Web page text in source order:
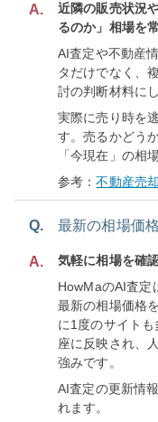
A.
近隣の販売状況
るのか」相場を
AI査定や不動産
タだけでなく、
討の判断材料に
実際に売り時を
す。売るかどう
「今現在」の相
参考：不動産売
Q. 最新の相場価
A.
気軽に相場を確
HowMaのAI査定
最新の相場価格
に1度のサイト
座に反映され、
強みです。
AI査定の更新情
れます。